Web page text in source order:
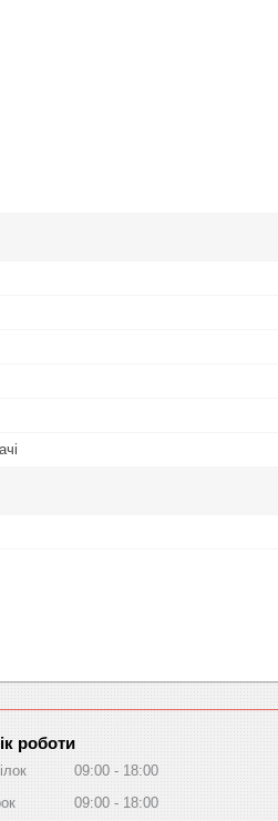
роботи
09:00
18:00
09:00 18:00